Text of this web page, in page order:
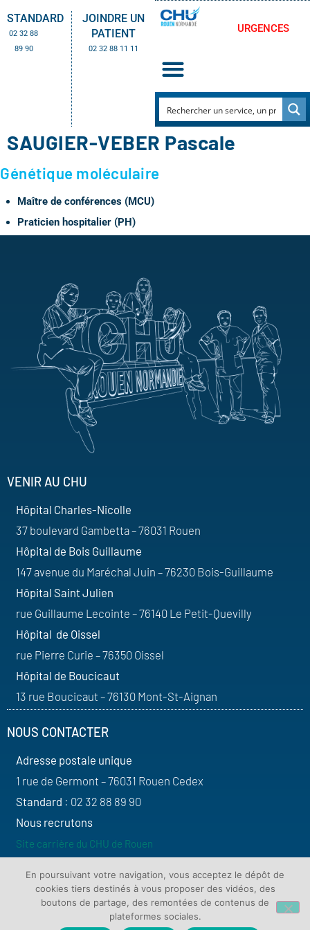
STANDARD
02 32 88
89 90
JOINDRE UN
PATIENT
02 32 88 11 11
URGENCES
SAUGIER-VEBER Pascale
Génétique moléculaire
Maître de conférences (MCU)
Praticien hospitalier (PH)
VENIR AU CHU
Hôpital Charles-Nicolle
37 boulevard Gambetta – 76031 Rouen
Hôpital de Bois Guillaume
147 avenue du Maréchal Juin – 76230 Bois-Guillaume
Hôpital Saint Julien
rue Guillaume Lecointe – 76140 Le Petit-Quevilly
Hôpital de Oissel
rue Pierre Curie – 76350 Oissel
Hôpital de Boucicaut
13 rue Boucicaut – 76130 Mont-St-Aignan
NOUS CONTACTER
Adresse postale unique
1 rue de Germont – 76031 Rouen Cedex
Standard : 02 32 88 89 90
Nous recrutons
Site carrière du CHU de Rouen
SUIVEZ-NOUS
En poursuivant votre navigation, vous acceptez le dépôt de
cookies tiers destinés à vous proposer des vidéos, des
boutons de partage, des remontées de contenus de
plateformes sociales.